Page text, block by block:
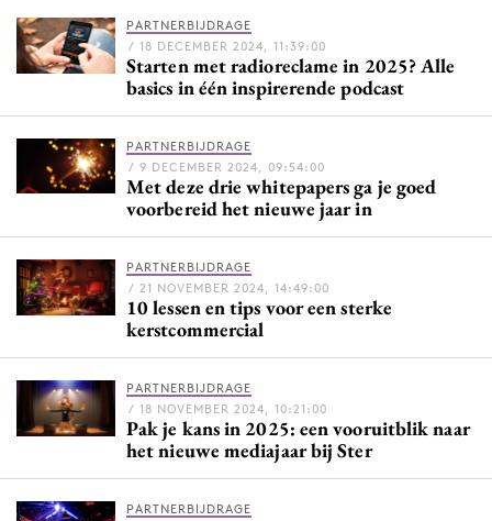
Carriere
Contentmarketing
Craft
Customer Experience
Data & Insights
Design
Digital transformation
Diversiteit
Effectiviteit
Gedragsverandering
Influencer marketing
Interne communicatie
Martech
Media
Merkstrategie
PR
PARTNERBIJDRAGE
/ 18 DECEMBER 2024, 11:39:00
Starten met radioreclame in 2025? Alle
basics in één inspirerende podcast
PARTNERBIJDRAGE
/ 9 DECEMBER 2024, 09:54:00
Met deze drie whitepapers ga je goed
voorbereid het nieuwe jaar in
PARTNERBIJDRAGE
/ 21 NOVEMBER 2024, 14:49:00
10 lessen en tips voor een sterke
kerstcommercial
PARTNERBIJDRAGE
/ 18 NOVEMBER 2024, 10:21:00
Pak je kans in 2025: een vooruitblik naar
het nieuwe mediajaar bij Ster
PARTNERBIJDRAGE